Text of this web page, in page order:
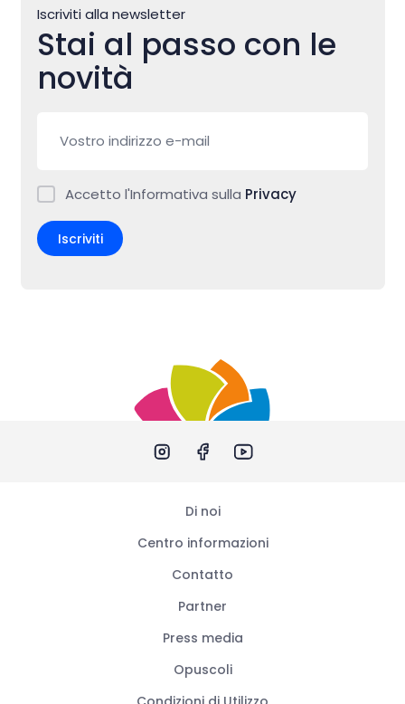
Iscriviti alla newsletter
Stai al passo con le
novità
Accetto l'Informativa sulla Privacy
Iscriviti
Di noi
Centro informazioni
Contatto
Partner
Press media
Opuscoli